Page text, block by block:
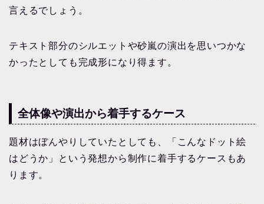
言えるでしょう。
テキスト部分のシルエットや砂嵐の演出を思いつかな
かったとしても完成形になり得ます。
全体像や演出から着手するケース
題材はぼんやりしていたとしても、「こんなドット絵
はどうか」という発想から制作に着手するケースもあ
ります。